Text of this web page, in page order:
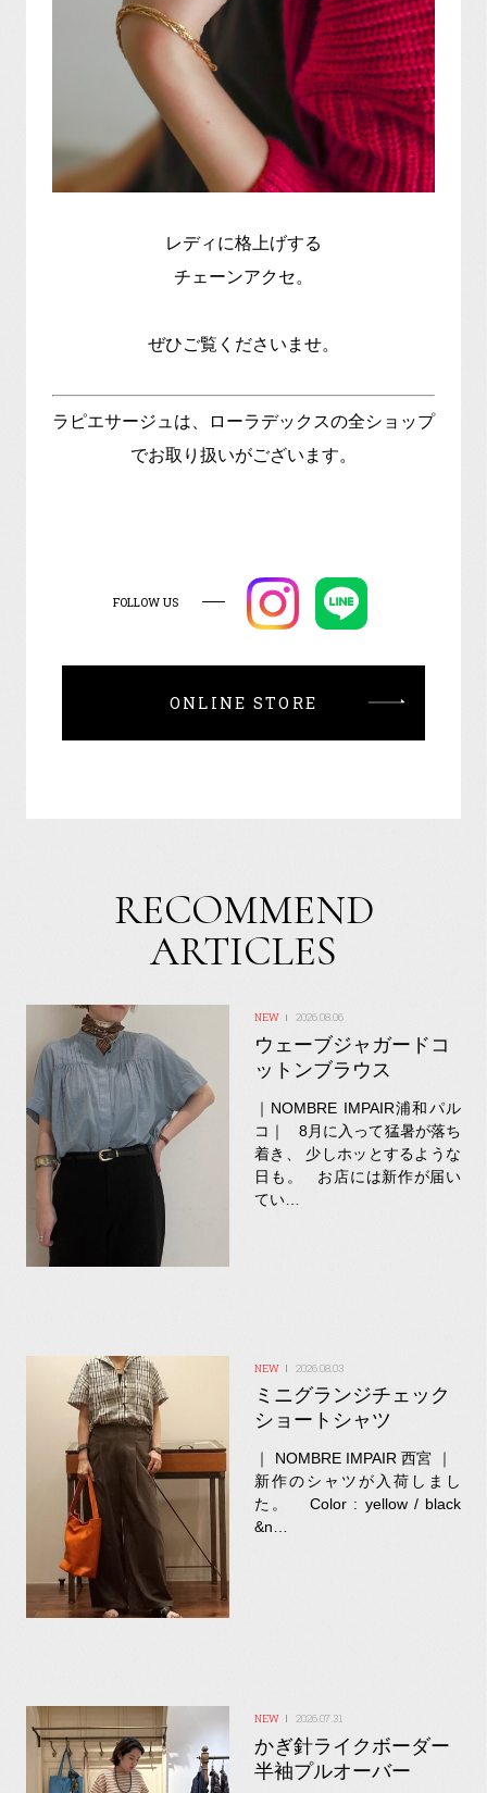
レディに格上げする
チェーンアクセ。
ぜひご覧くださいませ。
ラピエサージュは、ローラデックスの全ショップ
でお取り扱いがございます。
FOLLOW US
ONLINE STORE
RECOMMEND
ARTICLES
2026.08.06
ウェーブジャガードコ
ットンブラウス
｜NOMBRE IMPAIR浦和パル
コ｜ 8月に入って猛暑が落ち
着き、 少しホッとするような
日も。 お店には新作が届い
てい…
2026.08.03
ミニグランジチェック
ショートシャツ
｜ NOMBRE IMPAIR 西宮 ｜
新作のシャツが入荷しまし
た。 Color : yellow / black
&n…
2026.07.31
かぎ針ライクボーダー
半袖プルオーバー